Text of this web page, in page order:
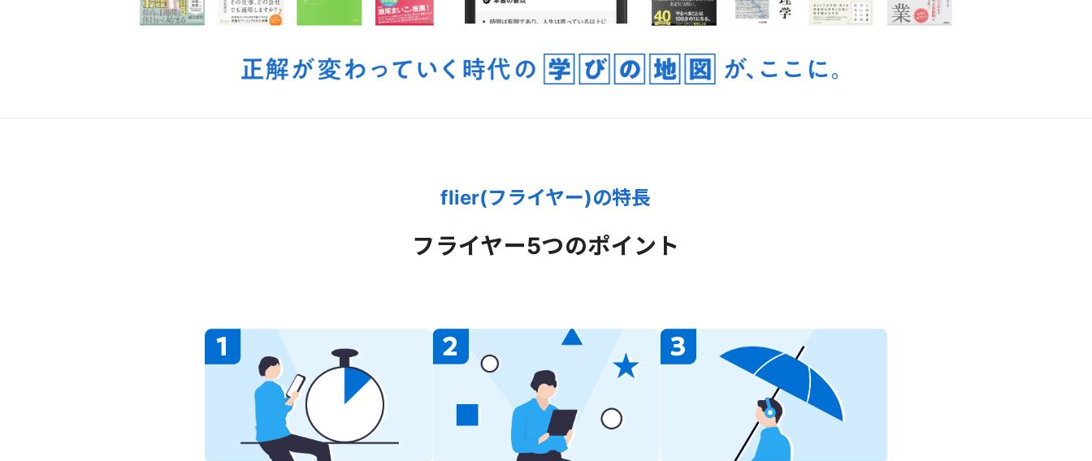
flier(フライヤー)の特長
フライヤー5つのポイント